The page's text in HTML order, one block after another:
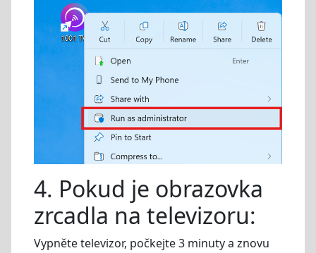
4. Pokud je obrazovka
zrcadla na televizoru:
Vypněte televizor, počkejte 3 minuty a znovu